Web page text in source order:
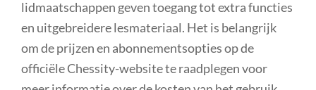
lidmaatschappen geven toegang tot extra functies
en uitgebreidere lesmateriaal. Het is belangrijk
om de prijzen en abonnementsopties op de
officiële Chessity-website te raadplegen voor